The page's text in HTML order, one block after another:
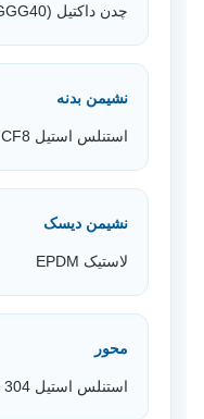
چدن داکتیل GJS-400-15 (GGG40)
نشیمن بدنه
استنلس استیل ASTM A351 CF8
نشیمن دیسک
لاستیک EPDM
محور
استنلس استیل ASTM A276 Type 304